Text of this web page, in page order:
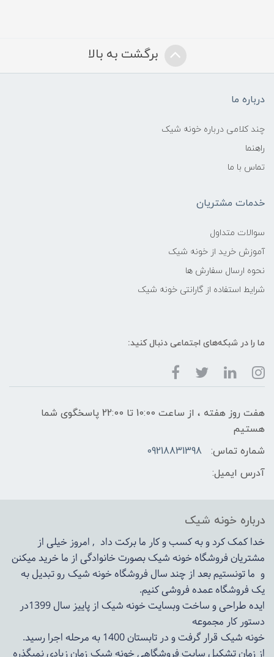
برگشت به بالا
درباره ما
چند کلامی درباره خونه شیک
راهنما
تماس با ما
خدمات مشتریان
سوالات متداول
آموزش خرید از خونه شیک
نحوه ارسال سفارش ها
شرایط استفاده از گارانتی خونه شیک
ما را در شبکه‌های اجتماعی دنبال کنید:
هفت روز هفته ، از ساعت 10:00 تا 22:00 پاسخگوی شما
هستیم
شماره تماس:
09218831398
آدرس ایمیل:
درباره خونه شیک
خدا کمک کرد و به کسب و کار ما برکت داد , امروز خیلی از
مشتریان فروشگاه خونه شیک بصورت خانوادگی از ما خرید میکنن
و ما تونستیم بعد از چند سال فروشگاهخونه شیکرو تبدیل به
یک فروشگاه عمده فروشی کنیم.
ایده طراحی و ساخت وبسایت خونه شیک از پاییز سال 1399در
دستور کار مجموعه
خونه شیک قرار گرفت و در تابستان 1400 به مرحله اجرا رسید.